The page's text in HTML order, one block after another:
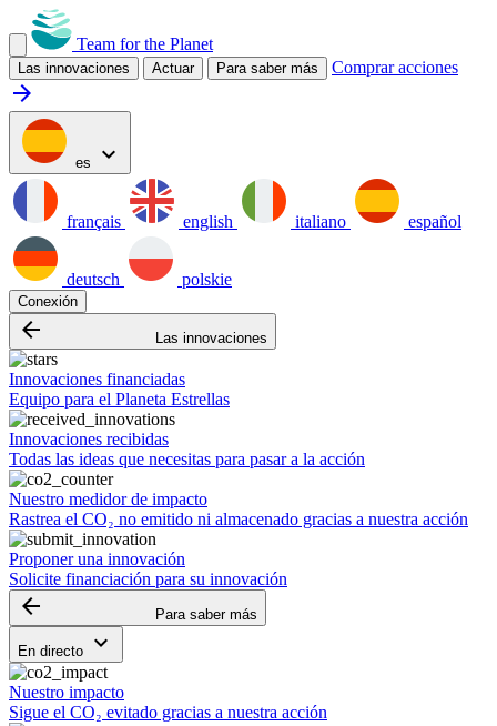
Team for the Planet
Las innovaciones Actuar Para saber más Comprar acciones
arrow_forward
es expand_more
français english italiano español
deutsch polskie
Conexión
arrow_backward Las innovaciones
Innovaciones financiadas
Equipo para el Planeta Estrellas
Innovaciones recibidas
Todas las ideas que necesitas para pasar a la acción
Nuestro medidor de impacto
Rastrea el CO₂ no emitido ni almacenado gracias a nuestra acción
Proponer una innovación
Solicite financiación para su innovación
arrow_backward Para saber más
En directo keyboard_arrow_down
Nuestro impacto
Sigue el CO₂ evitado gracias a nuestra acción